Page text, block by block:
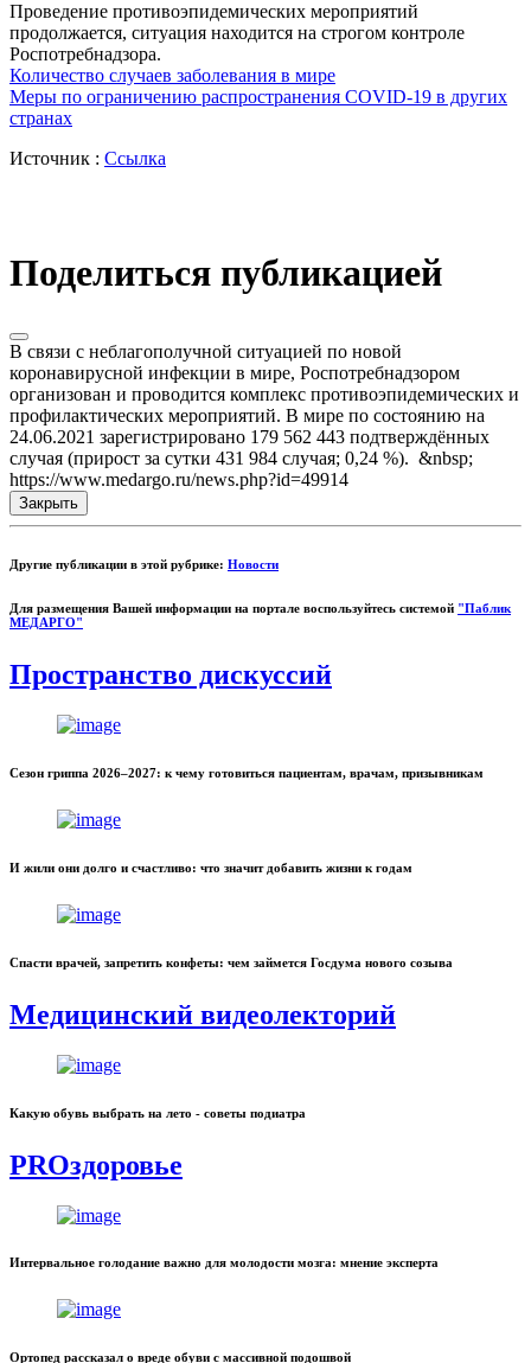
Проведение противоэпидемических мероприятий
продолжается, ситуация находится на строгом контроле
Роспотребнадзора.
Количество случаев заболевания в мире
Меры по ограничению распространения COVID-19 в других
странах
Источник : Ссылка
Поделиться публикацией
В связи с неблагополучной ситуацией по новой
коронавирусной инфекции в мире, Роспотребнадзором
организован и проводится комплекс противоэпидемических и
профилактических мероприятий. В мире по состоянию на
24.06.2021 зарегистрировано 179 562 443 подтверждённых
случая (прирост за сутки 431 984 случая; 0,24 %). &nbsp;
https://www.medargo.ru/news.php?id=49914
Закрыть
Другие публикации в этой рубрике: Новости
Для размещения Вашей информации на портале воспользуйтесь системой "Паблик
МЕДАРГО"
Пространство дискуссий
Сезон гриппа 2026–2027: к чему готовиться пациентам, врачам, призывникам
И жили они долго и счастливо: что значит добавить жизни к годам
Спасти врачей, запретить конфеты: чем займется Госдума нового созыва
Медицинский видеолекторий
Какую обувь выбрать на лето - советы подиатра
PROздоровье
Интервальное голодание важно для молодости мозга: мнение эксперта
Ортопед рассказал о вреде обуви с массивной подошвой